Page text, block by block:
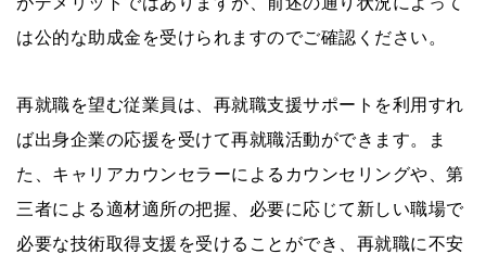
は公的な助成金を受けられますのでご確認ください。
再就職を望む従業員は、再就職支援サポートを利用すれ
ば出身企業の応援を受けて再就職活動ができます。ま
た、キャリアカウンセラーによるカウンセリングや、第
三者による適材適所の把握、必要に応じて新しい職場で
必要な技術取得支援を受けることができ、再就職に不安